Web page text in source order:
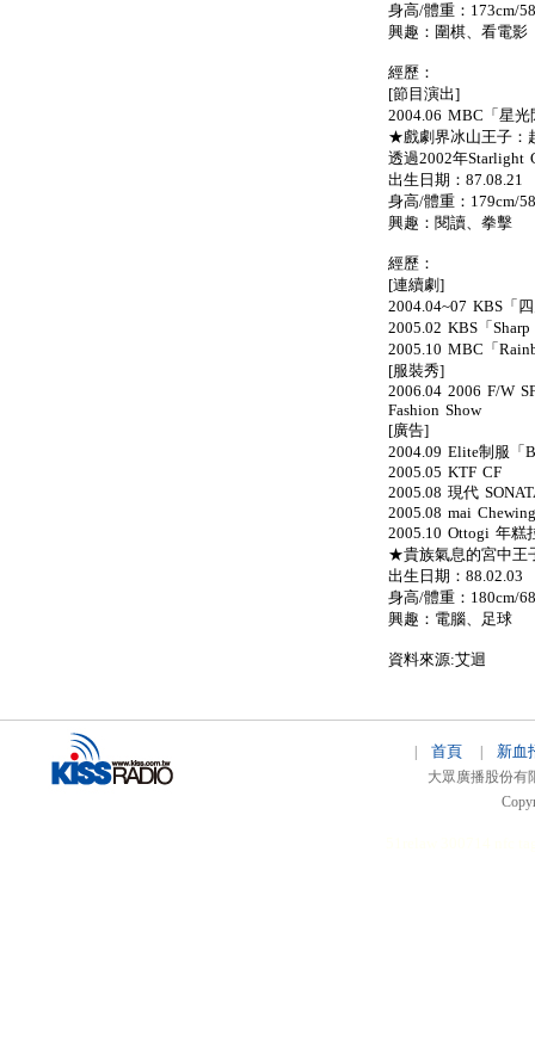
身高/體重：173cm/
興趣：圍棋、看電影
經歷：
[節目演出]
2004.06 MBC「星
★戲劇界冰山王子：
透過2002年Starlight
出生日期：87.08.21
身高/體重：179cm/
興趣：閱讀、拳擊
經歷：
[連續劇]
2004.04~07 KBS「
2005.02 KBS「
2005.10 MBC「
[服裝秀]
2006.04 2006 F/W
Fashion Show
[廣告]
2004.09 Elite制服「
2005.05 KTF CF
2005.08 現代
2005.08 mai
2005.10 Ottogi 年糕
★貴族氣息的宮中王
出生日期：88.02.03
身高/體重：180cm/
興趣：電腦、足球
資料來源:艾迴
首頁 新血
大眾廣播股份有